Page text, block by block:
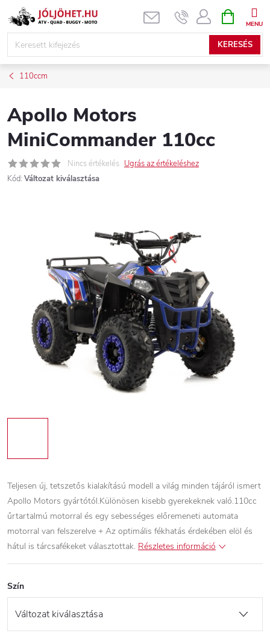
Ugrás
KERESÉS
KOSÁR
110ccm
Apollo Motors
MiniCommander 110cc
Nincs értékelés Ugrás az értékeléshez
Kód: Változat kiválasztása
Teljesen új, tetszetős kialakítású modell a világ minden tájáról ismert
Apollo Motors gyártótól.Különösen kisebb gyerekeknek való.110cc
űrtartalmú motorral és egy sebességes előremeneti automata
motorral van felszerelve + Az optimális fékhatás érdekében elöl és
hátul is tárcsafékeket választottak. Részletes információ
Szín